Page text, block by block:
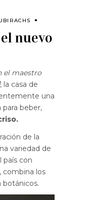
nuevo
el maestro
, la casa de
una
para beber,
de la
variedad de
país con
combina los
botánicos.